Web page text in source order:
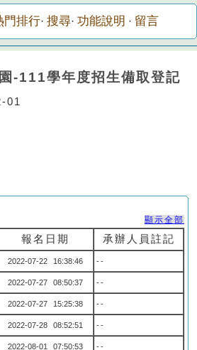
門排行· 搜尋· 功能說明 · 留言
-111學年度招生備取登記
01
顯示全部
報名日期 承辦人員註記
2022-07-22 16:38:46 --
2022-07-27 08:50:37 --
2022-07-27 15:25:38 --
2022-07-28 08:52:51 --
2022-08-01 07:50:53 --